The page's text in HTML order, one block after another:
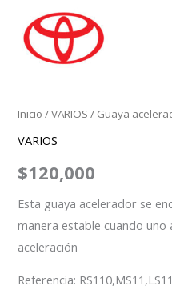
Inicio /VARIOS / Guaya
VARIOS
$120,000
Esta guaya acelerador se
manera estable cuando uno
aceleración
Referencia: